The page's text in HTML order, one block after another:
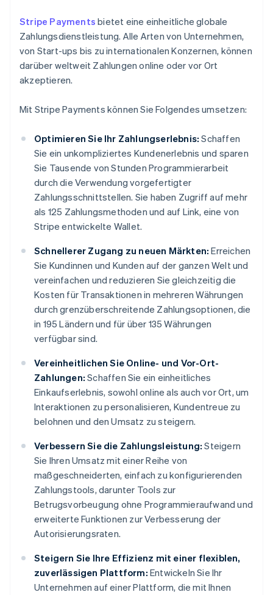
Stripe Payments bietet eine einheitliche globale
Zahlungsdienstleistung. Alle Arten von Unternehmen,
von Start-ups bis zu internationalen Konzernen, können
darüber weltweit Zahlungen online oder vor Ort
akzeptieren.
Mit Stripe Payments können Sie Folgendes umsetzen:
Optimieren Sie Ihr Zahlungserlebnis: Schaffen
Sie ein unkompliziertes Kundenerlebnis und sparen
Sie Tausende von Stunden Programmierarbeit
durch die Verwendung vorgefertigter
Zahlungsschnittstellen. Sie haben Zugriff auf mehr
als 125 Zahlungsmethoden und auf Link, eine von
Stripe entwickelte Wallet.
Schnellerer Zugang zu neuen Märkten: Erreichen
Sie Kundinnen und Kunden auf der ganzen Welt und
vereinfachen und reduzieren Sie gleichzeitig die
Kosten für Transaktionen in mehreren Währungen
durch grenzüberschreitende Zahlungsoptionen, die
in 195 Ländern und für über 135 Währungen
verfügbar sind.
Vereinheitlichen Sie Online- und Vor-Ort-
Zahlungen: Schaffen Sie ein einheitliches
Einkaufserlebnis, sowohl online als auch vor Ort, um
Interaktionen zu personalisieren, Kundentreue zu
belohnen und den Umsatz zu steigern.
Verbessern Sie die Zahlungsleistung: Steigern
Sie Ihren Umsatz mit einer Reihe von
maßgeschneiderten, einfach zu konfigurierenden
Zahlungstools, darunter Tools zur
Betrugsvorbeugung ohne Programmieraufwand und
erweiterte Funktionen zur Verbesserung der
Autorisierungsraten.
Steigern Sie Ihre Effizienz mit einer flexiblen,
zuverlässigen Plattform: Entwickeln Sie Ihr
Unternehmen auf einer Plattform, die mit Ihnen